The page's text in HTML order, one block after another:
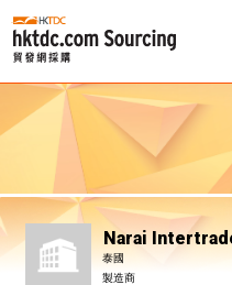
Narai
泰國
製造商